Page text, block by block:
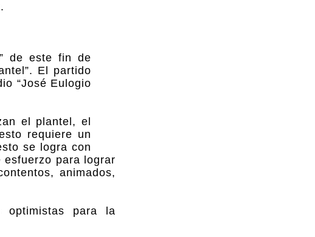
de este fin de
El partido
“José Eulogio
el plantel, el
requiere un
se logra con
esfuerzo para lograr
animados,
optimistas para la